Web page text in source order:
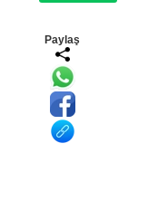
Paylaş